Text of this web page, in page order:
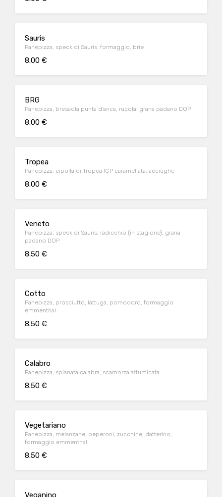
Sauris
Panepizza, speck di Sauris, formaggio, brie
8.00 €
BRG
Panepizza, bresaola punta d'anca, rucola, grana padano DOP
8.00 €
Tropea
Panepizza, cipolla di Tropea IGP caramellata, acciughe
8.00 €
Veneto
Panepizza, speck di Sauris, radicchio (in stagione), grana
padano DOP
8.50 €
Cotto
Panepizza, prosciutto, lattuga, pomodoro, formaggio
emmenthal
8.50 €
Calabro
Panepizza, spianata calabra, scamorza affumicata
8.50 €
Vegetariano
Panepizza, melanzane, peperoni, zucchine, datterino,
formaggio emmenthal
8.50 €
Veganino